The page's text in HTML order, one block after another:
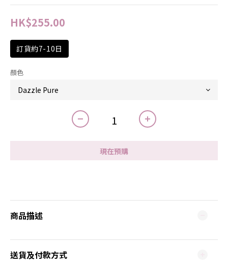
HK$255.00
訂貨約7-10日
顏色
現在預購
商品描述
送貨及付款方式